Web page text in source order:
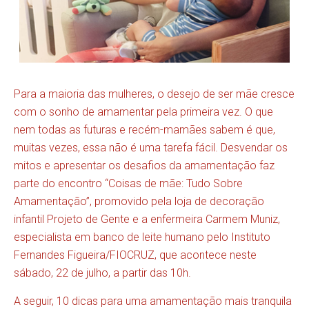
Para a maioria das mulheres, o desejo de ser mãe cresce
com o sonho de amamentar pela primeira vez. O que
nem todas as futuras e recém-mamães sabem é que,
muitas vezes, essa não é uma tarefa fácil. Desvendar os
mitos e apresentar os desafios da amamentação faz
parte do encontro “Coisas de mãe: Tudo Sobre
Amamentação”, promovido pela loja de decoração
infantil Projeto de Gente e a enfermeira Carmem Muniz,
especialista em banco de leite humano pelo Instituto
Fernandes Figueira/FIOCRUZ, que acontece neste
sábado, 22 de julho, a partir das 10h.
A seguir, 10 dicas para uma amamentação mais tranquila